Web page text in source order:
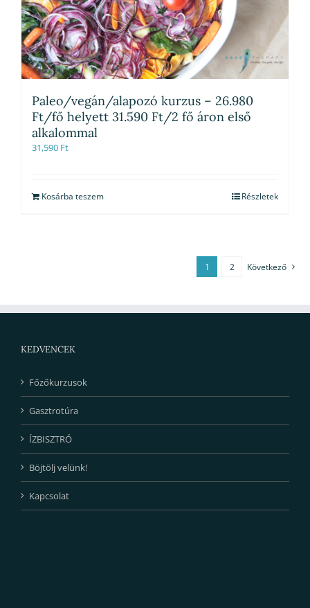
Paleo/vegán/alapozó kurzus – 26.980
Ft/fő helyett 31.590 Ft/2 fő áron első
alkalommal
31,590 Ft
Kosárba teszem Részletek
1 2 Következő
KEDVENCEK
Főzőkurzusok
Gasztrotúra
ÍZBISZTRÓ
Böjtölj velünk!
Kapcsolat